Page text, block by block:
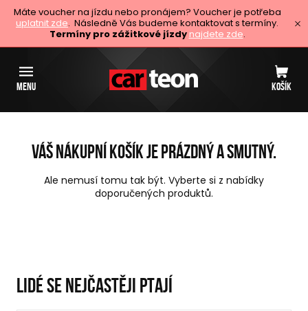
Máte voucher na jízdu nebo pronájem? Voucher je potřeba
uplatnit zde. Následně Vás budeme kontaktovat s termíny.
Termíny pro zážitkové jízdy najdete zde.
MENU KOŠÍK
Váš nákupní košík je prázdný a smutný.
Ale nemusí tomu tak být. Vyberte si z nabídky
doporučených produktů.
LIDÉ SE NEJČASTĚJI PTAJÍ